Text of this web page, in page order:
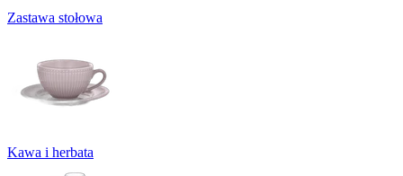
Zastawa stołowa
Kawa i herbata